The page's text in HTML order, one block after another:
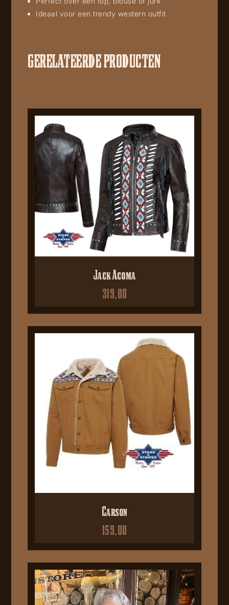
Ideaal voor een trendy western outfit
GERELATEERDE PRODUCTEN
Jack Acoma
319,00
Carson
159,00